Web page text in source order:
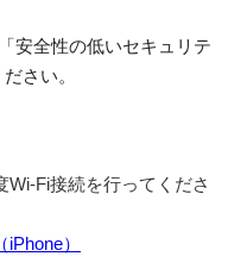
安全性の低いセキュリテ
さい。
Fi接続を行ってくださ
）